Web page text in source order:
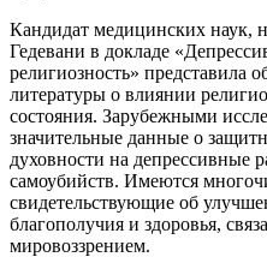
Кандидат медицинских
Гедевани в докладе
религиозность» представила
литературы о влиянии
состояния. Зарубежными
значительные данные о
духовности на депрессивные
самоубийств. Имеются
свидетельствующие об
благополучия и здоровья,
мировоззрением.